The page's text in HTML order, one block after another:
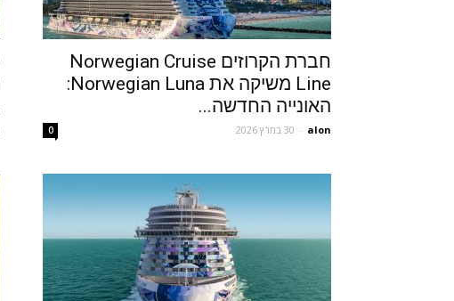
חברת הקרוזים Norwegian Cruise
Line משיקה את Norwegian Luna:
האונייה החדשה...
alon
- 30 במרץ 2026 0